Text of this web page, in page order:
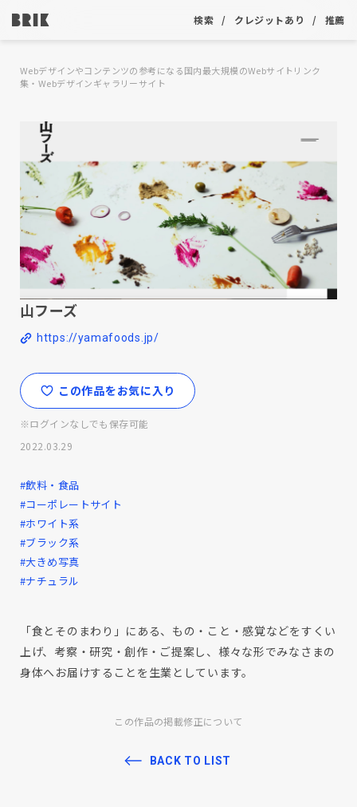
検索 クレジットあり 推薦
Webデザインやコンテンツの参考になる国内最大規模のWebサイトリンク
集・Webデザインギャラリーサイト
山フーズ
https://yamafoods.jp/
この作品をお気に入り
※ログインなしでも保存可能
2022.03.29
#飲料・食品
#コーポレートサイト
#ホワイト系
#ブラック系
#大きめ写真
#ナチュラル
「食とそのまわり」にある、もの・こと・感覚などをすくい
上げ、考察・研究・創作・ご提案し、様々な形でみなさまの
身体へお届けすることを生業としています。
この作品の掲載修正について
BACK TO LIST